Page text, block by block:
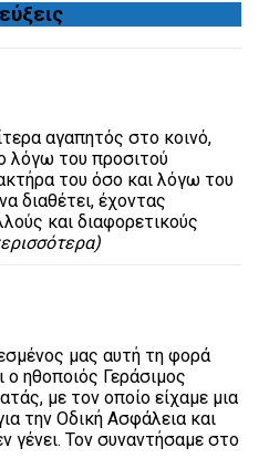
αγαπητός στο κοινό,
λόγω του προσιτού
του όσο και λόγω του
διαθέτει, έχοντας
και διαφορετικούς
μας αυτή τη φορά
ο ηθοποιός Γεράσιμος
με τον οποίο είχαμε μια
την Οδική Ασφάλεια και
γένει. Τον συναντήσαμε στο